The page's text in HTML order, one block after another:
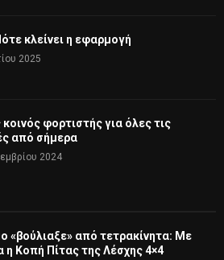
κλείνει η εφαρμογή
2025
κοινός φορτιστής για όλες τις
από σήμερα
2024
«βούλιαξε» από τετρακίνητα: Με
η Κοπή Πίτας της Λέσχης 4×4